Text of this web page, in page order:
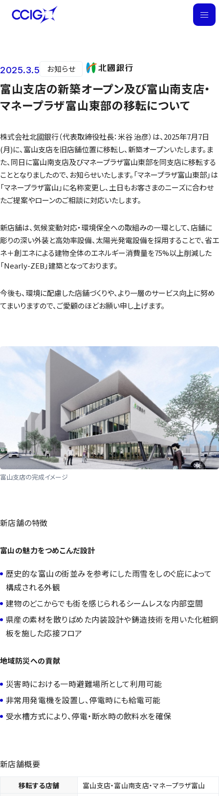
M
ニュース
2025.3.5 お知らせ
富山支店の新築オープン及び富山南支店・
マネープラザ富山東部の移転について
株式会社北國銀行（代表取締役社長：米谷 治彦）は、2025年7月7日
(月)に、富山支店を旧店舗位置に移転し、新築オープンいたします。ま
た、同日に富山南支店及びマネープラザ富山東部を同支店に移転する
こととなりましたので、お知らせいたします。「マネープラザ富山東部」は
「マネープラザ富山」に名称変更し、土日もお客さまのニーズに合わせ
たご提案やローンのご相談に対応いたします。
新店舗は、気候変動対応・環境保全への取組みの一環として、店舗に
彫りの深い外装と高効率設備、太陽光発電設備を採用することで、省エ
ネ＋創エネによる建物全体のエネルギー消費量を75%以上削減した
「Nearly-ZEB」建築となっております。
今後も、環境に配慮した店舗づくりや、より一層のサービス向上に努め
てまいりますので、ご愛顧のほどお願い申し上げます。
富山支店の完成イメージ
新店舗の特徴
富山の魅力をつめこんだ設計
歴史的な富山の街並みを参考にした雨雪をしのぐ庇によって
構成される外観
建物のどこからでも街を感じられるシームレスな内部空間
県産の素材を散りばめた内装設計や鋳造技術を用いた化粧銅
板を施した応接フロア
地域防災への貢献
災害時における一時避難場所として利用可能
非常用発電機を設置し、停電時にも給電可能
受水槽方式により、停電・断水時の飲料水を確保
新店舗概要
移転する店舗
富山支店・富山南支店・マネープラザ富山